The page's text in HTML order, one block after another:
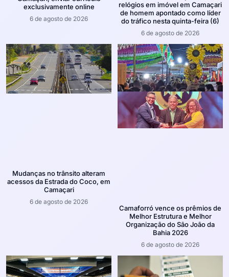
exclusivamente online
6 de agosto de 2026
relógios em imóvel em Camaçari
de homem apontado como líder
do tráfico nesta quinta-feira (6)
6 de agosto de 2026
Mudanças no trânsito alteram
acessos da Estrada do Coco, em
Camaçari
6 de agosto de 2026
Camaforró vence os prêmios de
Melhor Estrutura e Melhor
Organização do São João da
Bahia 2026
6 de agosto de 2026